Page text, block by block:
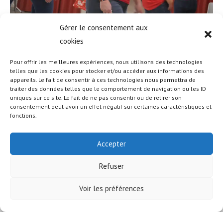
Gérer le consentement aux
cookies
Pour offrir les meilleures expériences, nous utilisons des technologies
telles que les cookies pour stocker et/ou accéder aux informations des
appareils. Le fait de consentir à ces technologies nous permettra de
traiter des données telles que le comportement de navigation ou les ID
uniques sur ce site. Le fait de ne pas consentir ou de retirer son
consentement peut avoir un effet négatif sur certaines caractéristiques et
fonctions.
Accepter
Refuser
Voir les préférences
© COPYRIGHT - OCEANWP THEME BY NICK